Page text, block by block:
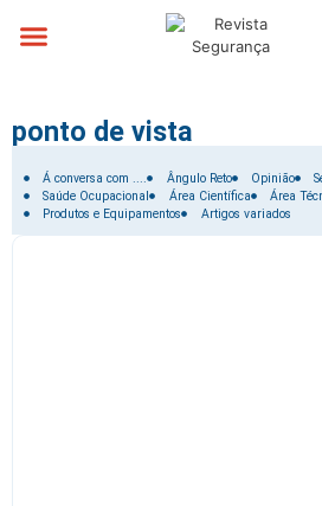
ponto de vista
Filtrar por:
Á conversa com .... Ângulo Reto Opinião
Saúde Ocupacional
Área Científica Área
Produtos e Equipamentos
Artigos variados